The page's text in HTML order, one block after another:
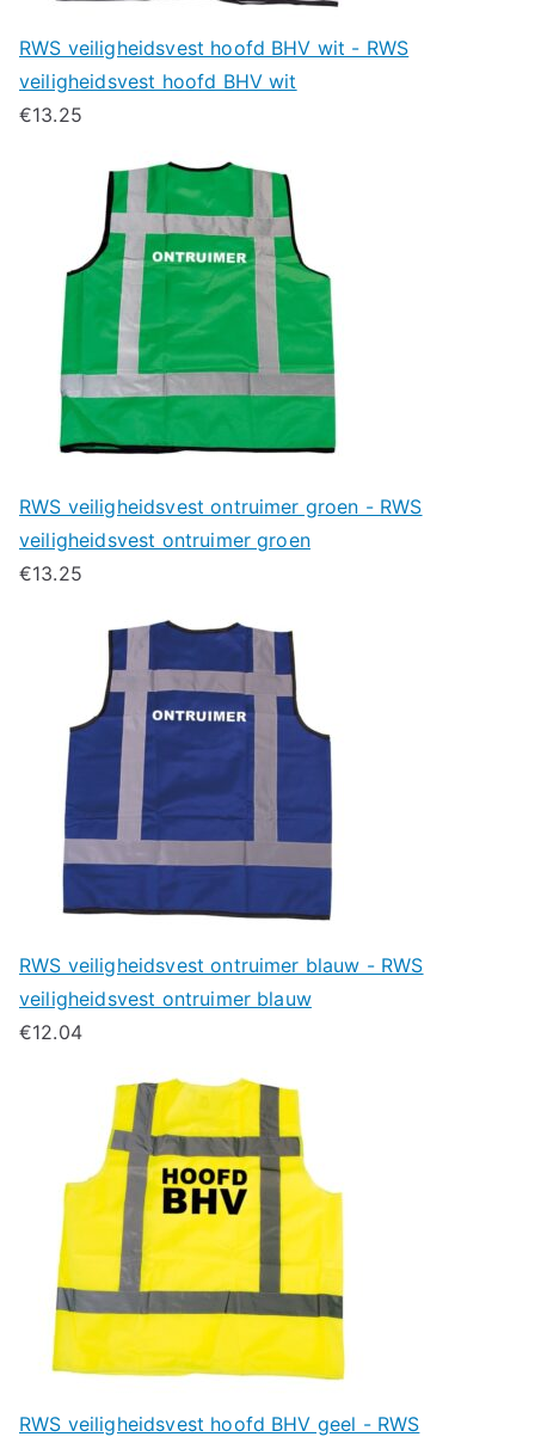
RWS veiligheidsvest hoofd BHV wit - RWS
veiligheidsvest hoofd BHV wit
€13.25
RWS veiligheidsvest ontruimer groen - RWS
veiligheidsvest ontruimer groen
€13.25
RWS veiligheidsvest ontruimer blauw - RWS
veiligheidsvest ontruimer blauw
€12.04
RWS veiligheidsvest hoofd BHV geel - RWS